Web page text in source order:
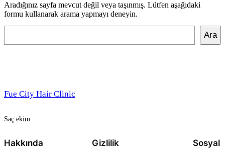
Aradığınız sayfa mevcut değil veya taşınmış. Lütfen aşağıdaki
formu kullanarak arama yapmayı deneyin.
Ara
Fue City Hair Clinic
Saç ekim
Hakkında Gizlilik Sosyal